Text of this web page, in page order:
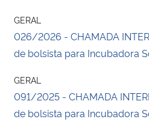
GERAL
026/2026 - CHAMADA
de bolsista para Incubadora
GERAL
091/2025 - CHAMADA
de bolsista para Incubadora